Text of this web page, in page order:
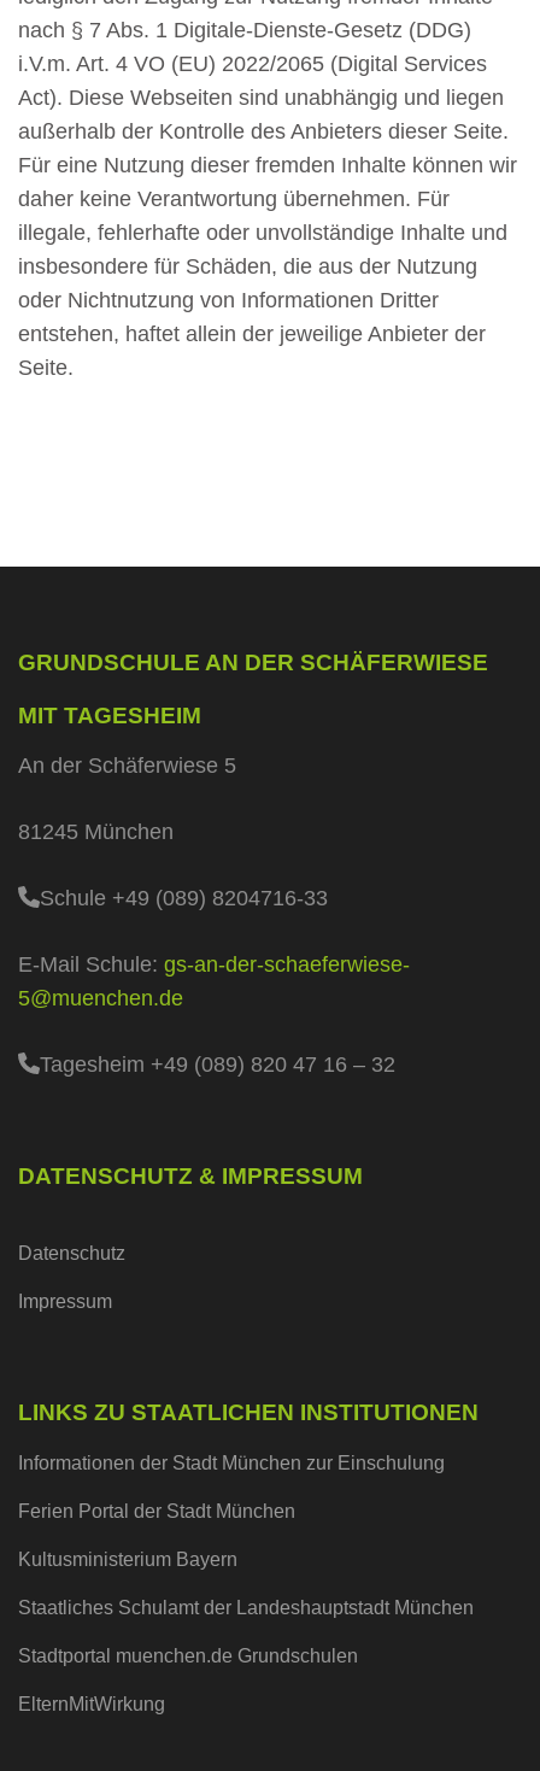
nach § 7 Abs. 1 Digitale-Dienste-Gesetz (DDG)
i.V.m. Art. 4 VO (EU) 2022/2065 (Digital Services
Act). Diese Webseiten sind unabhängig und liegen
außerhalb der Kontrolle des Anbieters dieser Seite.
Für eine Nutzung dieser fremden Inhalte können wir
daher keine Verantwortung übernehmen. Für
illegale, fehlerhafte oder unvollständige Inhalte und
insbesondere für Schäden, die aus der Nutzung
oder Nichtnutzung von Informationen Dritter
entstehen, haftet allein der jeweilige Anbieter der
Seite.
GRUNDSCHULE AN DER SCHÄFERWIESE
MIT TAGESHEIM
An der Schäferwiese 5
81245 München
Schule +49 (089) 8204716-33
E-Mail Schule: gs-an-der-schaeferwiese-
5@muenchen.de
Tagesheim +49 (089) 820 47 16 – 32
DATENSCHUTZ & IMPRESSUM
Datenschutz
Impressum
LINKS ZU STAATLICHEN INSTITUTIONEN
Informationen der Stadt München zur Einschulung
Ferien Portal der Stadt München
Kultusministerium Bayern
Staatliches Schulamt der Landeshauptstadt München
Stadtportal muenchen.de Grundschulen
ElternMitWirkung